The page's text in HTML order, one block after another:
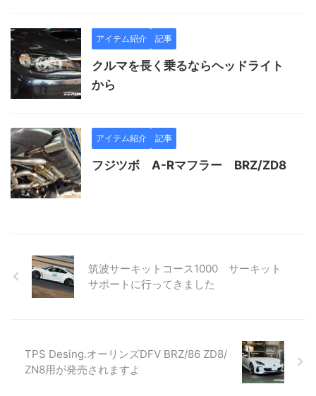
アイテム紹介 記事
クルマを長く乗るならヘッドライト
から
アイテム紹介 記事
フジツボ A-Rマフラー BRZ/ZD8
筑波サーキットコース1000 サーキット
サポートに行ってきました
TPS Desing.オーリンズDFV BRZ/86 ZD8/
ZN8用が発売されますよ